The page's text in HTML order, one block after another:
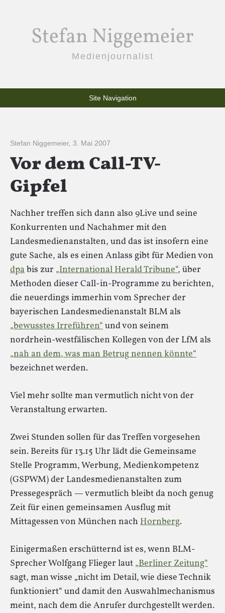
Stefan Niggemeier
Medienjournalist
Site Navigation
Stefan Niggemeier, 3. Mai 2007
Vor dem Call-TV-
Gipfel
Nachher treffen sich dann also 9Live und seine
Konkurrenten und Nachahmer mit den
Landesmedienanstalten, und das ist insofern eine
gute Sache, als es einen Anlass gibt für Medien von
dpabis zur „International Herald Tribune“, über
Methoden dieser Call-in-Programme zu berichten,
die neuerdings immerhin vom Sprecher der
bayerischen Landesmedienanstalt BLM als
„bewusstes Irreführen“und von seinem
nordrhein-westfälischen Kollegen von der LfM als
„nah an dem, was man Betrug nennen könnte“
bezeichnet werden.
Viel mehr sollte man vermutlich nicht von der
Veranstaltung erwarten.
Zwei Stunden sollen für das Treffen vorgesehen
sein. Bereits für 13.15 Uhr lädt die Gemeinsame
Stelle Programm, Werbung, Medienkompetenz
(GSPWM) der Landesmedienanstalten zum
Pressegespräch — vermutlich bleibt da noch genug
Zeit für einen gemeinsamen Ausflug mit
Mittagessen von München nach Hornberg.
Einigermaßen erschütternd ist es, wenn BLM-
Sprecher Wolfgang Flieger laut „Berliner Zeitung“
sagt, man wisse „nicht im Detail, wie diese Technik
funktioniert“ und damit den Auswahlmechanismus
meint, nach dem die Anrufer durchgestellt werden.